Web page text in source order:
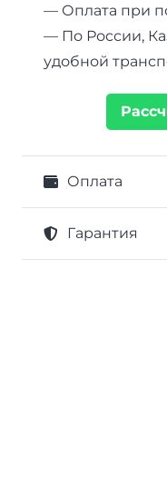
— Оплата при
— По России,
удобной
Оплата
Гарантия